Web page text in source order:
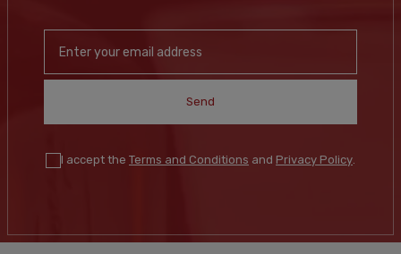
Send
I accept the Terms and Conditions and Privacy Policy.